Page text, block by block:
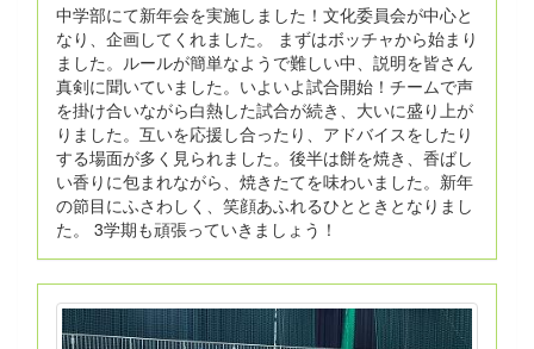
中学部にて新年会を実施しました！文化委員会が中心と
なり、企画してくれました。 まずはボッチャから始まり
ました。ルールが簡単なようで難しい中、説明を皆さん
真剣に聞いていました。いよいよ試合開始！チームで声
を掛け合いながら白熱した試合が続き、大いに盛り上が
りました。互いを応援し合ったり、アドバイスをしたり
する場面が多く見られました。後半は餅を焼き、香ばし
い香りに包まれながら、焼きたてを味わいました。新年
の節目にふさわしく、笑顔あふれるひとときとなりまし
た。 3学期も頑張っていきましょう！